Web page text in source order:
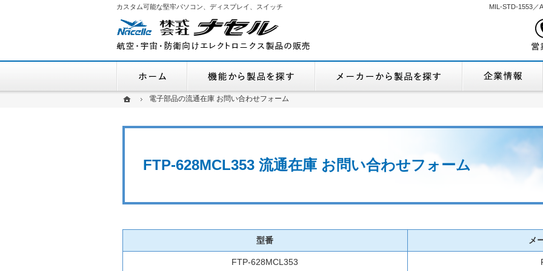
ホーム電子部品の流通在庫 お問い合わせフォーム
FTP-628MCL353 流通在庫 お問い合わせフォーム
MIL-STD-1553／
カスタム可能な堅牢パソコン、ディスプレイ、スイッチ
型番 メ
FTP-628MCL353
ホーム電子部品の流通在庫 お問い合わせフォーム